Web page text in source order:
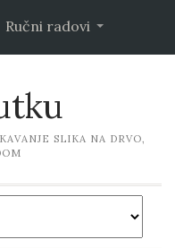
Ručni radovi
SLIKA NA DRVO,